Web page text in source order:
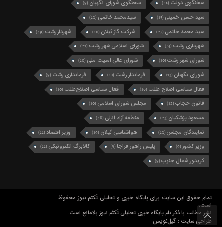
سخنگوی دولت (26) سخنگوی شورای نگهبان (9)
سید حسن خمینی (15) سیدمحمد خاتمی (12)
سید محمد خاتمی (27) شرکت گاز گیلان (10) شهردار رشت (49)
شهرداری رشت (74) شورای اسلامی شهر رشت (21)
شورای شهر رشت (10) شورای عالی امنیت ملی (10)
شورای نگهبان (13) فرماندار رشت (10) فرمانداری رشت (9)
فعال سیاسی اصلاح طلب (16) فعال سیاسی اصلاح‌طلب (10)
قانون حجاب(12) مجلس شورای اسلامی (10)
مسعود پزشکیان (23) منطقه آزاد انزلی (48)
نمایندگان مجلس (12) هواشناسی گیلان (19) وزیر اقتصاد(11)
وزیر کشور(9) پلیس راهور فراجا (9) کالابرگ الکترونیکی (11)
کریدور شمال جنوب(9)
تمام حقوق این سایت برای پایگاه خبری و تحلیلی تُکتم نیوز محفوظ
است.
نشر مطالب با ذکر نام پایگاه خبری تحلیلی تُکتَم نیوز بلامانع است.
طراحی سایت : گیل‌نویس